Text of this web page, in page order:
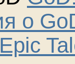
о
Epic